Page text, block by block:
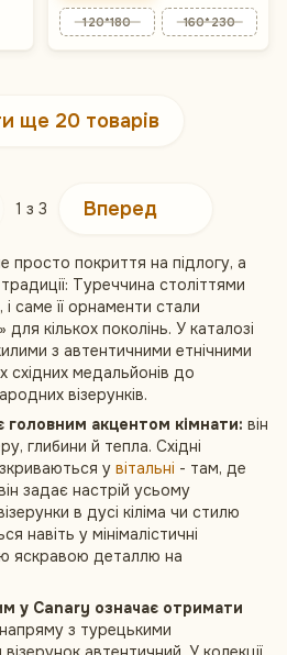
120*180 160*230
ще 20 товарів
1 з 3 Вперед
просто покриття на підлогу, а
Туреччина століттями
саме її орнаменти стали
кількох поколінь. У каталозі
з автентичними етнічними
східних медальйонів до
візерунків.
головним акцентом кімнати: він
глибини й тепла. Східні
у вітальні - там, де
задає настрій усьому
в дусі кіліма чи стилю
навіть у мінімалістичні
яскравою деталлю на
у Canary означає отримати
з турецькими